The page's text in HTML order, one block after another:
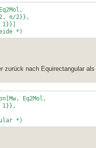
π/2}},
1}}]
*)
zurück nach Equirectangular als
Eq2Mol,
1}},
*)